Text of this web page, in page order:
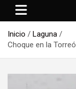
Inicio
Laguna
Choque en la